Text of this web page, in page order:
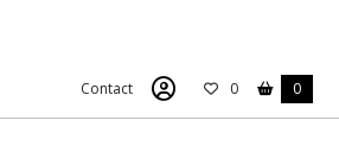
Contact 0 0